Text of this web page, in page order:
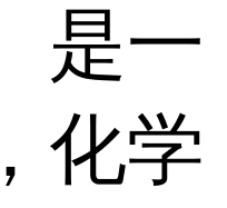
是一
化学